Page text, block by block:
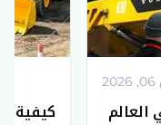
العالم
كيفية